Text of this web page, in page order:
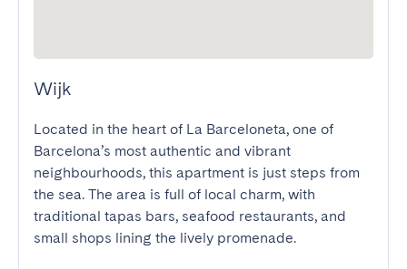
Wijk
Located in the heart of La Barceloneta, one of
Barcelona’s most authentic and vibrant
neighbourhoods, this apartment is just steps from
the sea. The area is full of local charm, with
traditional tapas bars, seafood restaurants, and
small shops lining the lively promenade.